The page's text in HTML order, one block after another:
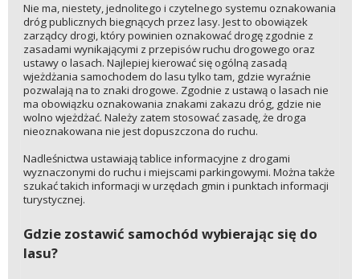
Nie ma, niestety, jednolitego i czytelnego systemu oznakowania
dróg publicznych biegnących przez lasy. Jest to obowiązek
zarządcy drogi, który powinien oznakować drogę zgodnie z
zasadami wynikającymi z przepisów ruchu drogowego oraz
ustawy o lasach. Najlepiej kierować się ogólną zasadą
wjeżdżania samochodem do lasu tylko tam, gdzie wyraźnie
pozwalają na to znaki drogowe. Zgodnie z ustawą o lasach nie
ma obowiązku oznakowania znakami zakazu dróg, gdzie nie
wolno wjeżdżać. Należy zatem stosować zasadę, że droga
nieoznakowana nie jest dopuszczona do ruchu.
Nadleśnictwa ustawiają tablice informacyjne z drogami
wyznaczonymi do ruchu i miejscami parkingowymi. Można także
szukać takich informacji w urzędach gmin i punktach informacji
turystycznej.
Gdzie zostawić samochód wybierając się do
lasu?